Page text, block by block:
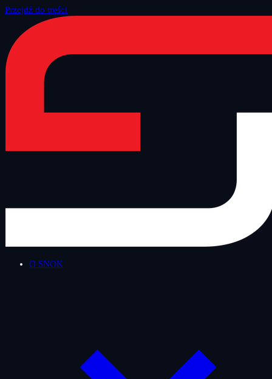
Przejdź do treści
O SNOK
Strona główna